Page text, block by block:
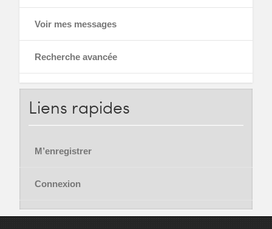
Voir mes messages
Recherche avancée
Liens rapides
M’enregistrer
Connexion